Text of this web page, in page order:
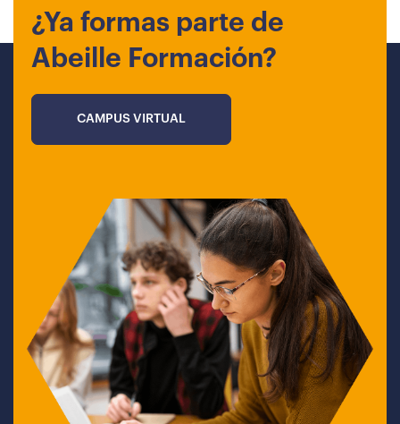
¿Ya formas parte de
Abeille Formación?
CAMPUS VIRTUAL